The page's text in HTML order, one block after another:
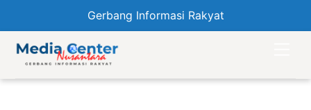
Gerbang Informasi Rakyat
content